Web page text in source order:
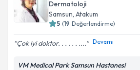
Dermatoloji
Samsun, Atakum
5 (19 Değerlendirme)
Çok iyi doktor. . . . . . .... Devamı
VM Medical Park Samsun Hastanesi